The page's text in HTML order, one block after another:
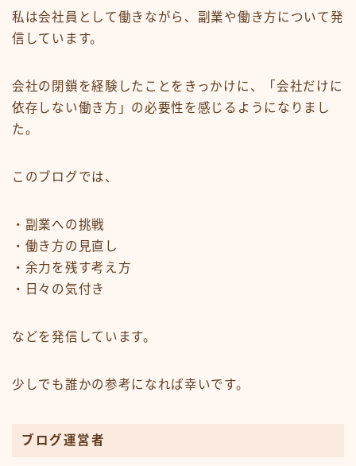
私は会社員として働きながら、副業や働き方について発
信しています。
会社の閉鎖を経験したことをきっかけに、「会社だけに
依存しない働き方」の必要性を感じるようになりまし
た。
このブログでは、
・副業への挑戦
・働き方の見直し
・余力を残す考え方
・日々の気付き
などを発信しています。
少しでも誰かの参考になれば幸いです。
ブログ運営者